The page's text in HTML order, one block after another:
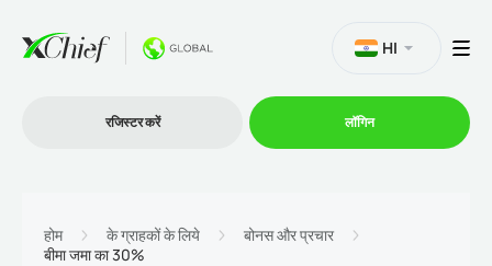
HI
रजिस्टर करें लॉगिन
होम के ग्राहकों के लिये
बोनस और प्रचार
बीमा जमा का 30%